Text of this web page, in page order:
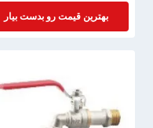
بهترین قیمت رو بدست بیار